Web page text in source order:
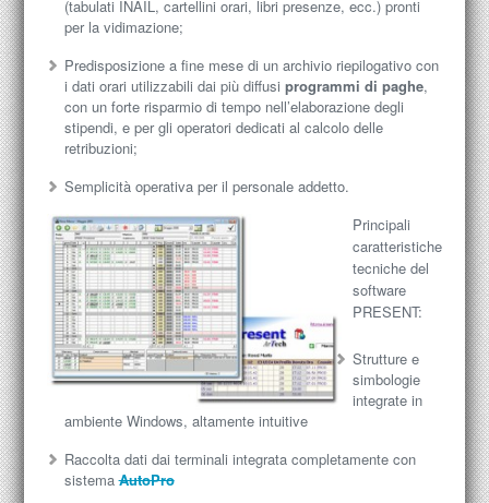
(tabulati INAIL, cartellini orari, libri presenze, ecc.) pronti
per la vidimazione;
Predisposizione a fine mese di un archivio riepilogativo con
i dati orari utilizzabili dai più diffusi programmi di paghe,
con un forte risparmio di tempo nell’elaborazione degli
stipendi, e per gli operatori dedicati al calcolo delle
retribuzioni;
Semplicità operativa per il personale addetto.
Principali
caratteristiche
tecniche del
software
PRESENT:
Strutture e
simbologie
integrate in
ambiente Windows, altamente intuitive
Raccolta dati dai terminali integrata completamente con
sistemaAutoPro